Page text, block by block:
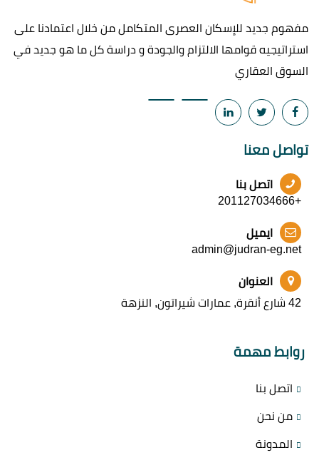
مفهوم جديد للإسكان العصرى المتكامل من خلال اعتمادنا على
استراتيجيه قوامها الالتزام والجودة و دراسة كل ما هو جديد في
السوق العقاري
تواصل معنا
اتصل بنا
+201127034666
ايميل
admin@judran-eg.net
العنوان
42 شارع أنقرة, عمارات شيراتون, النزهة
روابط مهمة
اتصل بنا
من نحن
المدونة